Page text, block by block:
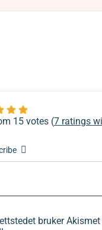
15 votes (7 ratings
bruker